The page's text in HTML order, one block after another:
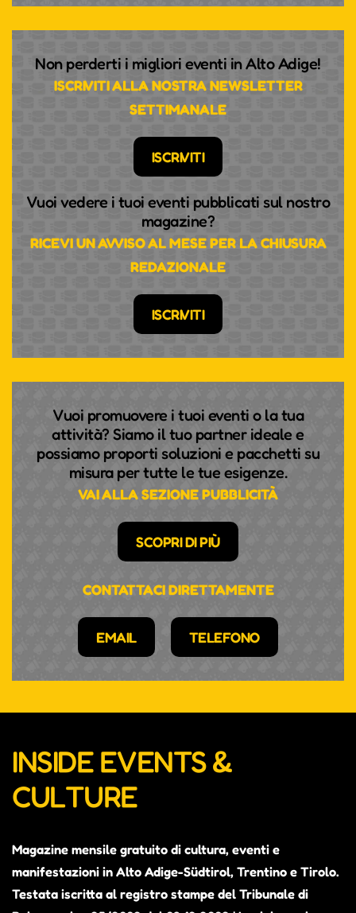
Non perderti i migliori eventi in Alto Adige!
ISCRIVITI ALLA NOSTRA NEWSLETTER
SETTIMANALE
ISCRIVITI
Vuoi vedere i tuoi eventi pubblicati sul nostro
magazine?
RICEVI UN AVVISO AL MESE PER LA CHIUSURA
REDAZIONALE
ISCRIVITI
Vuoi promuovere i tuoi eventi o la tua
attività? Siamo il tuo partner ideale e
possiamo proporti soluzioni e pacchetti su
misura per tutte le tue esigenze.
VAI ALLA SEZIONE PUBBLICITÀ
SCOPRI DI PIÙ
CONTATTACI DIRETTAMENTE
EMAIL TELEFONO
INSIDE EVENTS &
CULTURE
Magazine mensile gratuito di cultura, eventi e
manifestazioni in Alto Adige-Südtirol, Trentino e Tirolo.
Testata iscritta al registro stampe del Tribunale di